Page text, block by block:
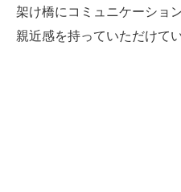
架け橋にコミュニケーショ
親近感を持っていただけて